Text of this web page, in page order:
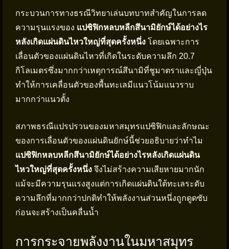
กระบวนการทางธรณีวิทยาเล่นบทบาทสำคัญในการลด
ความรุนแรงของ แปซิฟิกหลบหลีกสึนามิยักษ์ได้อย่างไร
หลังเกิดแผ่นดินไหวใหญ่ที่สุดครั้งหนึ่ง โดยเฉพาะการ
เลื่อนตัวของแผ่นดินไหวที่เกิดในระดับความลึก 20.7
กิโลเมตรซึ่งมากกว่าเหตุการณ์สึนามิที่ชูมาตราและญี่ปุ่น
ทำให้การเคลื่อนตัวของพื้นทะเลมีแนวโน้มแนวราบ
มากกว่าแนวตั้ง
สภาพธรณีแปรปรวนของมหาสมุทรแปซิฟิกและลักษณะ
ของการเลื่อนตัวของแผ่นดินยักษ์นี้ช่วยอธิบายว่าทำไม
แปซิฟิกหลบหลีกสึนามิยักษ์ได้อย่างไรหลังเกิดแผ่นดิน
ไหวใหญ่ที่สุดครั้งหนึ่ง จึงไม่สร้างความเสียหายมากนัก
แม้จะมีความรุนแรงสูงแต่การเกิดแผ่นดินใต้ทะเลระดับ
ความลึกที่มากกว่าปกติทำให้พลังงานส่วนหนึ่งถูกดูดซับ
ก่อนจะสร้างเป็นคลื่นน้ำ
การกระจายพลังงานในมหาสมุทร